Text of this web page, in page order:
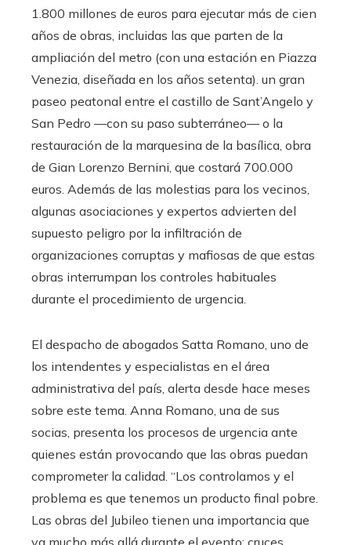
1.800 millones de euros para ejecutar más de cien
años de obras, incluidas las que parten de la
ampliación del metro (con una estación en Piazza
Venezia, diseñada en los años setenta). un gran
paseo peatonal entre el castillo de Sant’Angelo y
San Pedro —con su paso subterráneo— o la
restauración de la marquesina de la basílica, obra
de Gian Lorenzo Bernini, que costará 700.000
euros. Además de las molestias para los vecinos,
algunas asociaciones y expertos advierten del
supuesto peligro por la infiltración de
organizaciones corruptas y mafiosas de que estas
obras interrumpan los controles habituales
durante el procedimiento de urgencia.
El despacho de abogados Satta Romano, uno de
los intendentes y especialistas en el área
administrativa del país, alerta desde hace meses
sobre este tema. Anna Romano, una de sus
socias, presenta los procesos de urgencia ante
quienes están provocando que las obras puedan
comprometer la calidad. “Los controlamos y el
problema es que tenemos un producto final pobre.
Las obras del Jubileo tienen una importancia que
va mucho más allá durante el evento: cruces,